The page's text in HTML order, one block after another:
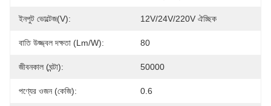
ইনপুট ভোল্টেজ(V): 12V/24V/220V ঐচ্ছিক
বাতি উজ্জ্বল দক্ষতা (lm/w): 80
জীবনকাল (ঘন্টা): 50000
পণ্যের ওজন (কেজি): 0.6